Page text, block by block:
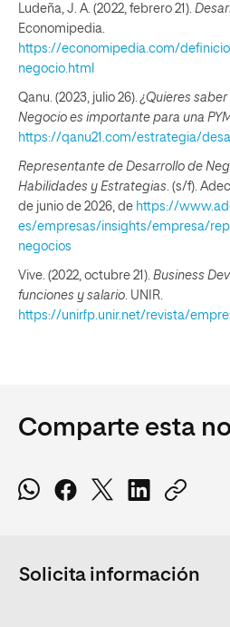
Ludeña, J. A. (2022, febrero 21).
Economipedia.
https://economipedia.com/
negocio.html
Qanu. (2023, julio 26).¿Quieres
Negocio es importante para una
https://qanu21.com/estrategia/
Representante de Desarrollo de
Habilidades y Estrategias. (s/f).
de junio de 2026, de https://
es/empresas/insights/empresa/
negocios
Vive. (2022, octubre 21). Business
funciones y salario. UNIR.
https://unirfp.unir.net/revista/
Comparte esta
Solicita información